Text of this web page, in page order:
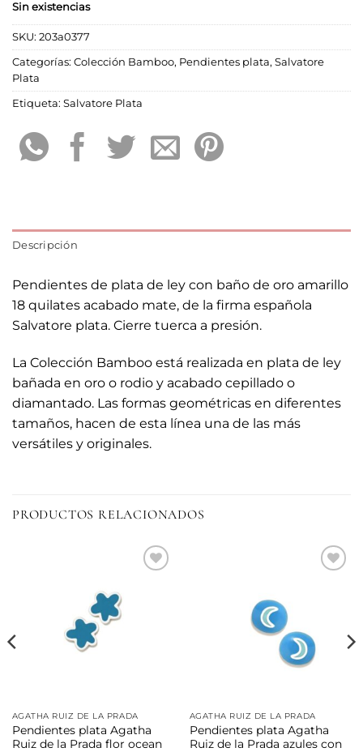
Sin existencias
SKU: 203a0377
Categorías: Colección Bamboo, Pendientes plata, Salvatore
Plata
Etiqueta: Salvatore Plata
Descripción
Pendientes de plata de ley con baño de oro amarillo
18 quilates acabado mate, de la firma española
Salvatore plata. Cierre tuerca a presión.
La Colección Bamboo está realizada en plata de ley
bañada en oro o rodio y acabado cepillado o
diamantado. Las formas geométricas en diferentes
tamaños, hacen de esta línea una de las más
versátiles y originales.
PRODUCTOS RELACIONADOS
AGATHA RUIZ DE LA PRADA
Pendientes plata Agatha
Ruiz de la Prada flor ocean
AGATHA RUIZ DE LA PRADA
Pendientes plata Agatha
Ruiz de la Prada azules con